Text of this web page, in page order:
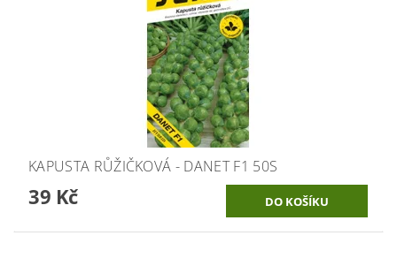
KAPUSTA RŮŽIČKOVÁ - DANET F1 50S
39 Kč